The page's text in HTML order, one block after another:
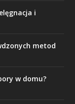
i
metod
w domu?